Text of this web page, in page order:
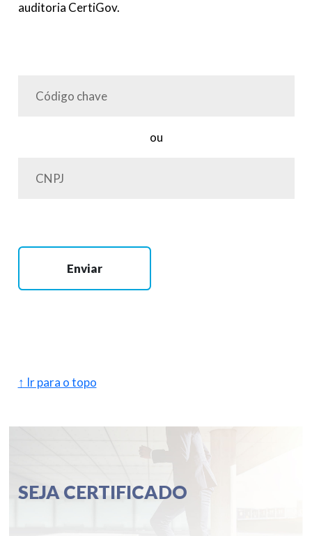
auditoria CertiGov.
ou
Enviar
↑ Ir para o topo
SEJA CERTIFICADO